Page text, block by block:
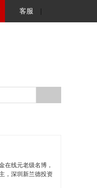
客服
在线元老级名博，
，深圳新兰德投资